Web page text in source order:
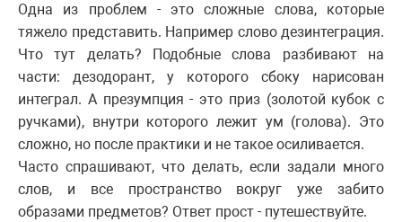
Одна из проблем - это сложные слова, которые
тяжело представить. Например слово дезинтеграция.
Что тут делать? Подобные слова разбивают на
части: дезодорант, у которого сбоку нарисован
интеграл. А презумпция - это приз (золотой кубок с
ручками), внутри которого лежит ум (голова). Это
сложно, но после практики и не такое осиливается.
Часто спрашивают, что делать, если задали много
слов, и все пространство вокруг уже забито
образами предметов? Ответ прост - путешествуйте.